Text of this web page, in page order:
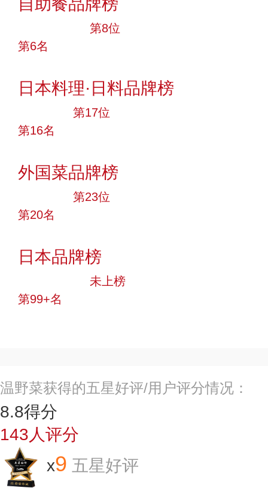
自助餐品牌榜
第8位
第6名
日本料理·日料品牌榜
第17位
第16名
外国菜品牌榜
第23位
第20名
日本品牌榜
未上榜
第99+名
温野菜获得的五星好评/用户评分情况：
8.8得分
143人评分
x9 五星好评